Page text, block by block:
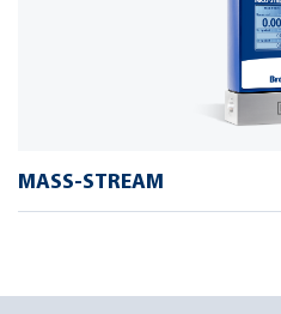
MASS-STREAM